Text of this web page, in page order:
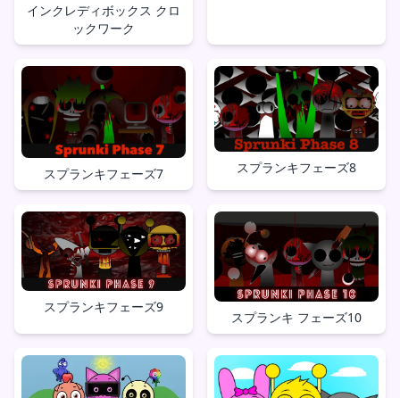
インクレディボックス クロ
ックワーク
スプランキフェーズ7 スプランキフェーズ8
スプランキフェーズ9
スプランキ フェーズ10